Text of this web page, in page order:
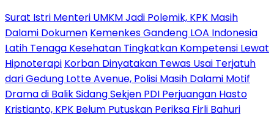
Surat Istri Menteri UMKM Jadi Polemik, KPK Masih
Dalami Dokumen Kemenkes Gandeng LOA Indonesia
Latih Tenaga Kesehatan Tingkatkan Kompetensi Lewat
Hipnoterapi Korban Dinyatakan Tewas Usai Terjatuh
dari Gedung Lotte Avenue, Polisi Masih Dalami Motif
Drama di Balik Sidang Sekjen PDI Perjuangan Hasto
Kristianto, KPK Belum Putuskan Periksa Firli Bahuri